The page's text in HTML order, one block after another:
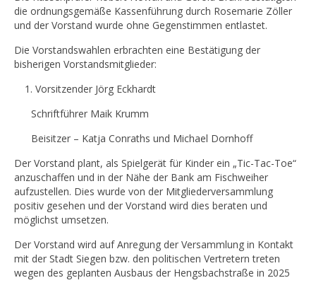
die ordnungsgemäße Kassenführung durch Rosemarie Zöller
und der Vorstand wurde ohne Gegenstimmen entlastet.
Die Vorstandswahlen erbrachten eine Bestätigung der
bisherigen Vorstandsmitglieder:
Vorsitzender Jörg Eckhardt
Schriftführer Maik Krumm
Beisitzer – Katja Conraths und Michael Dornhoff
Der Vorstand plant, als Spielgerät für Kinder ein „Tic-Tac-Toe“
anzuschaffen und in der Nähe der Bank am Fischweiher
aufzustellen. Dies wurde von der Mitgliederversammlung
positiv gesehen und der Vorstand wird dies beraten und
möglichst umsetzen.
Der Vorstand wird auf Anregung der Versammlung in Kontakt
mit der Stadt Siegen bzw. den politischen Vertretern treten
wegen des geplanten Ausbaus der Hengsbachstraße in 2025